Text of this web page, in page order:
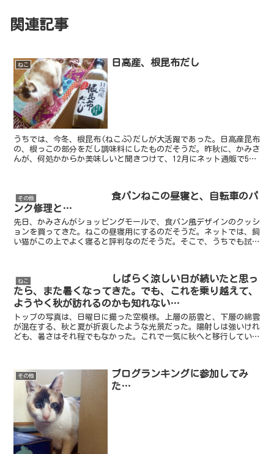
関連記事
ねこ 日高産、根昆布だし
うちでは、今冬、根昆布(ねこぶ)だしが大活躍であった。日高産昆布
の、根っこの部分をだし調味料にしたものだそうだ。昨秋に、かみさ
んが、何処かからか美味しいと聞きつけて、12月にネット通販で5本
その他
食パンねこの昼寝と、自転車のパ
ンク修理と…
先日、かみさんがショッピングモールで、食パン風デザインのクッシ
ョンを買ってきた。ねこの昼寝用にするのだそうだ。ネットでは、飼
い猫がこの上でよく寝ると評判なのだそうだ。そこで、うちでも試し
ねこ
しばらく涼しい日が続いたと思っ
たら、また暑くなってきた。でも、これを乗り越えて、
ようやく秋が訪れるのかも知れない…
トップの写真は、日曜日に撮った空模様。上層の筋雲と、下層の綿雲
が混在する、秋と夏が折衷したような光景だった。陽射しは強いけれ
ども、暑さはそれ程でもなかった。これで一気に秋へと移行していく
その他
ブログランキングに参加してみ
た…